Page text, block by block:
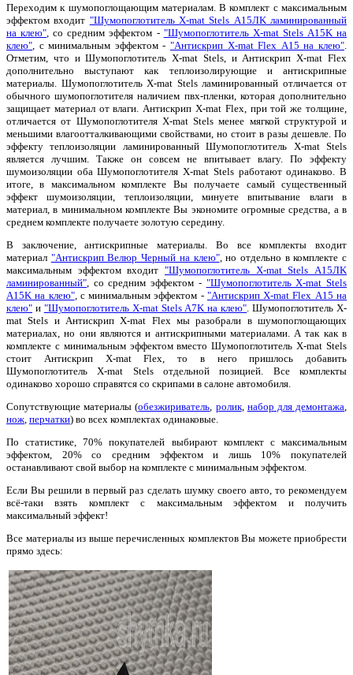
Переходим к шумопоглощающим материалам. В комплект с максимальным
эффектом входит "Шумопоглотитель X-mat Stels А15ЛK ламинированный
на клею" , со средним эффектом - "Шумопоглотитель X-mat Stels А15K на
клею" , с минимальным эффектом - "Антискрип X-mat Flex А15 на клею"
Отметим, что и Шумопоглотитель X-mat Stels, и Антискрип X-mat Flex
дополнительно выступают как теплоизолирующие и антискрипные
материалы. Шумопоглотитель X-mat Stels ламинированный отличается от
обычного шумопоглотителя наличием пвх-пленки, которая дополнительно
защищает материал от влаги. Антискрип X-mat Flex, при той же толщине,
отличается от Шумопоглотителя X-mat Stels менее мягкой структурой и
меньшими влагоотталкивающими свойствами, но стоит в разы дешевле. По
эффекту теплоизоляции ламинированный Шумопоглотитель X-mat Stels
является лучшим. Также он совсем не впитывает влагу. По эффекту
шумоизоляции оба Шумопоглотителя X-mat Stels работают одинаково. В
итоге, в максимальном комплекте Вы получаете самый существенный
эффект шумоизоляции, теплоизоляции, минуете впитывание влаги в
материал, в минимальном комплекте Вы экономите огромные средства, а в
среднем комплекте получаете золотую середину.
В заключение, антискрипные материалы. Во все комплекты входит
материал "Антискрип Велюр Черный на клею", но отдельно в комплекте с
максимальным эффектом входит "Шумопоглотитель X-mat Stels А15ЛK
ламинированный" , со средним эффектом - "Шумопоглотитель X-mat Stels
А15K на клею", с минимальным эффектом - "Антискрип X-mat Flex А15 на
клею" и "Шумопоглотитель X-mat Stels А7K на клею" . Шумопоглотитель X-
mat Stels и Антискрип X-mat Flex мы разобрали в шумопоглощающих
материалах, но они являются и антискрипными материалами. А так как в
комплекте с минимальным эффектом вместо Шумопоглотитель X-mat Stels
стоит Антискрип X-mat Flex, то в него пришлось добавить
Шумопоглотитель X-mat Stels отдельной позицией. Все комплекты
одинаково хорошо справятся со скрипами в салоне автомобиля.
Сопутствующие материалы (обезжириватель ролик, набор для демонтажа
нож перчатки) во всех комплектах одинаковые.
По статистике, 70% покупателей выбирают комплект с максимальным
эффектом, 20% со средним эффектом и лишь 10% покупателей
останавливают свой выбор на комплекте с минимальным эффектом.
Если Вы решили в первый раз сделать шумку своего авто, то рекомендуем
всё-таки взять комплект с максимальным эффектом и получить
максимальный эффект!
Все материалы из выше перечисленных комплектов Вы можете приобрести
прямо здесь: